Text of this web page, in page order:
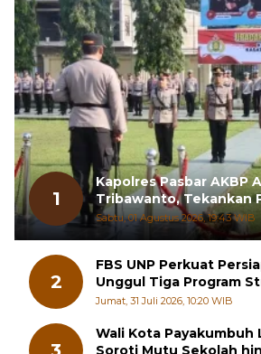
Terpopuler
1
Kapolres Pasbar AKBP
Tribawanto, Tekankan
Pelayanan dan Sinergi
Masyarakat
Sabtu, 01 Agustus 2026, 19:43 WIB
2
FBS UNP Perkuat
Jumat, 31 Juli 2026, 10:20 WIB